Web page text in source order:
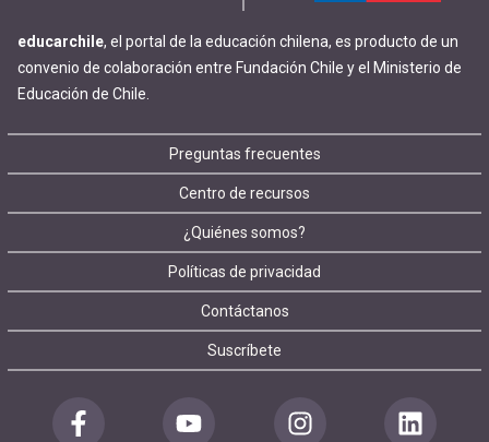
educarchile, el portal de la educación chilena, es producto de un
convenio de colaboración entre Fundación Chile y el Ministerio de
Educación de Chile.
Footer
menu
Preguntas frecuentes
Centro de recursos
¿Quiénes somos?
Políticas de privacidad
Contáctanos
Suscríbete
Redes